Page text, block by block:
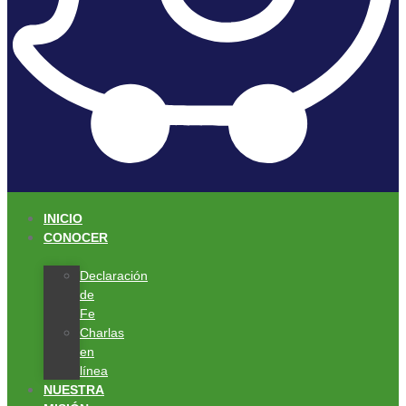
INICIO
CONOCER
Declaración
de
Fe
Charlas
en
línea
NUESTRA